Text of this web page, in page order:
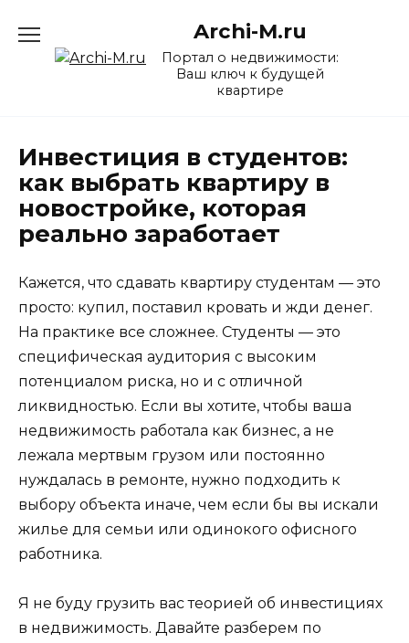
содержанию
Archi-M.ru
Портал о недвижимости:
Ваш ключ к будущей
квартире
Инвестиция в студентов:
как выбрать квартиру в
новостройке, которая
реально заработает
Кажется, что сдавать квартиру студентам — это
просто: купил, поставил кровать и жди денег.
На практике все сложнее. Студенты — это
специфическая аудитория с высоким
потенциалом риска, но и с отличной
ликвидностью. Если вы хотите, чтобы ваша
недвижимость работала как бизнес, а не
лежала мертвым грузом или постоянно
нуждалась в ремонте, нужно подходить к
выбору объекта иначе, чем если бы вы искали
жилье для семьи или одинокого офисного
работника.
Я не буду грузить вас теорией об инвестициях
в недвижимость. Давайте разберем по